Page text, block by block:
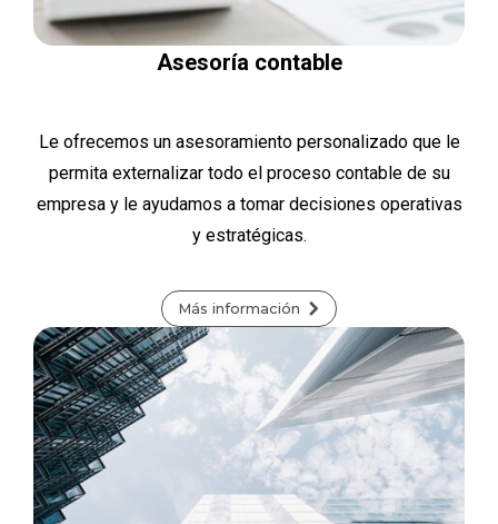
Asesoría contable
Le ofrecemos un asesoramiento personalizado que le
permita externalizar todo el proceso contable de su
empresa y le ayudamos a tomar decisiones operativas
y estratégicas.
Más información